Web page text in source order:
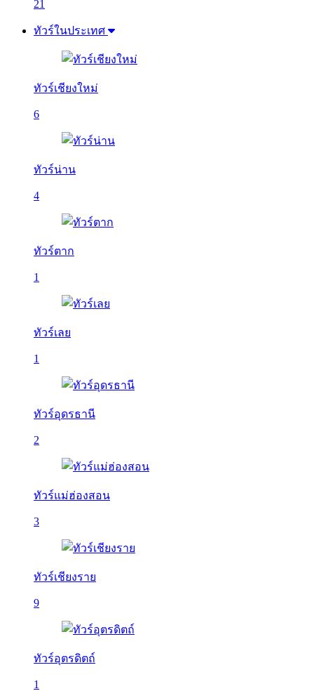
21
ทัวร์ในประเทศ
ทัวร์เชียงใหม่
6
ทัวร์น่าน
4
ทัวร์ตาก
1
ทัวร์เลย
1
ทัวร์อุดรธานี
2
ทัวร์แม่ฮ่องสอน
3
ทัวร์เชียงราย
9
ทัวร์อุตรดิตถ์
1